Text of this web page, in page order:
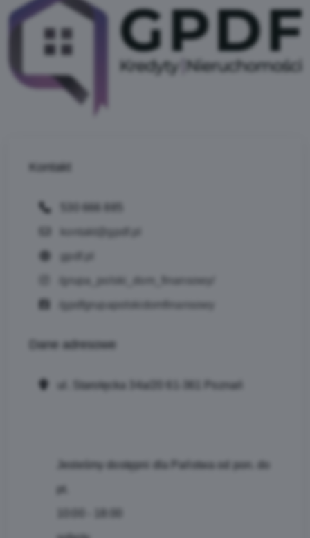
Kontakt
gpdf.pl
/grupa_polski_dom_finansowy/
/gpdfgrupapolskidomfinansowy
Dane adresowe
ul. Starołęcka 34a/20 61-361 Poznań
Jesteśmy dostępni dla Państwa od pon. do
pt.